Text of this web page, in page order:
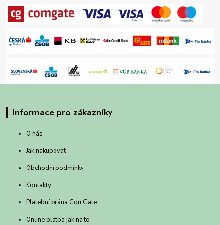
Informace pro zákazníky
O nás
Jak nakupovat
Obchodní podmínky
Kontakty
Platební brána ComGate
Online platba jak na to